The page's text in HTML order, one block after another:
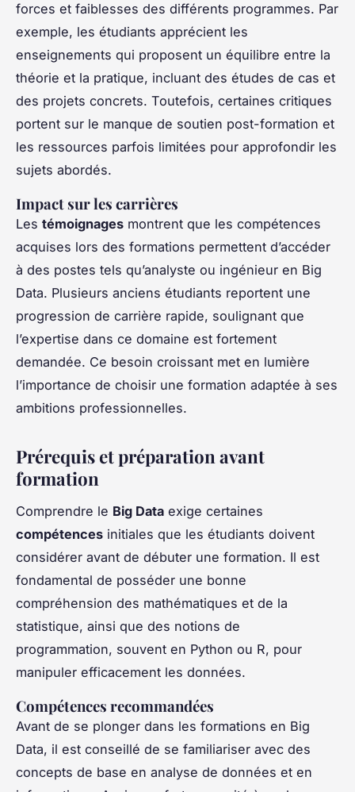
forces et faiblesses des différents programmes. Par
exemple, les étudiants apprécient les
enseignements qui proposent un équilibre entre la
théorie et la pratique, incluant des études de cas et
des projets concrets. Toutefois, certaines critiques
portent sur le manque de soutien post-formation et
les ressources parfois limitées pour approfondir les
sujets abordés.
Impact sur les carrières
Les témoignages montrent que les compétences
acquises lors des formations permettent d’accéder
à des postes tels qu’analyste ou ingénieur en Big
Data. Plusieurs anciens étudiants reportent une
progression de carrière rapide, soulignant que
l’expertise dans ce domaine est fortement
demandée. Ce besoin croissant met en lumière
l’importance de choisir une formation adaptée à ses
ambitions professionnelles.
Prérequis et préparation avant
formation
Comprendre le Big Data exige certaines
compétences initiales que les étudiants doivent
considérer avant de débuter une formation. Il est
fondamental de posséder une bonne
compréhension des mathématiques et de la
statistique, ainsi que des notions de
programmation, souvent en Python ou R, pour
manipuler efficacement les données.
Compétences recommandées
Avant de se plonger dans les formations en Big
Data, il est conseillé de se familiariser avec des
concepts de base en analyse de données et en